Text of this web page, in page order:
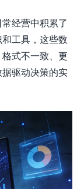
经营中积累了
工具，这些数
式不一致、更
驱动决策的实